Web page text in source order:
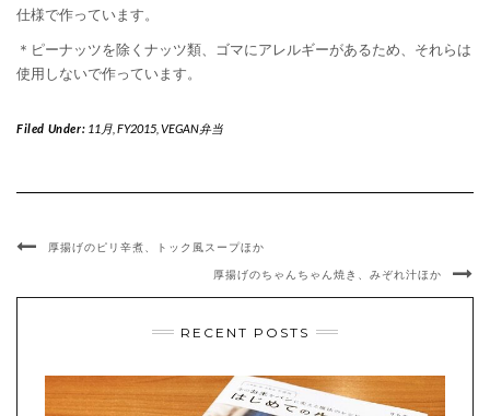
仕様で作っています。
＊ピーナッツを除くナッツ類、ゴマにアレルギーがあるため、それらは
使用しないで作っています。
Filed Under: 11月, FY2015, VEGAN弁当
厚揚げのピリ辛煮、トック風スープほか
厚揚げのちゃんちゃん焼き、みぞれ汁ほか
RECENT POSTS